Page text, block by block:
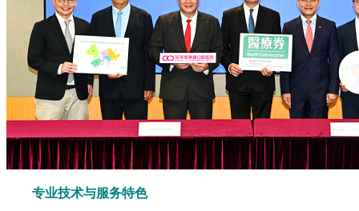
专业技术与服务特色